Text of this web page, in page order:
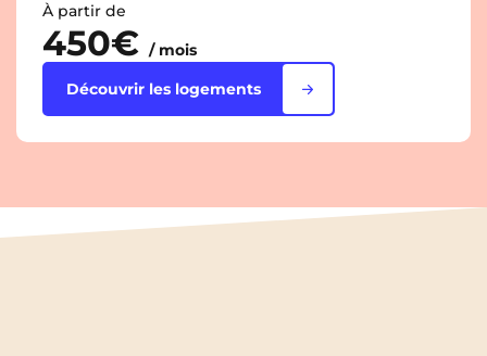
À partir de
450€ / mois
Découvrir les logements